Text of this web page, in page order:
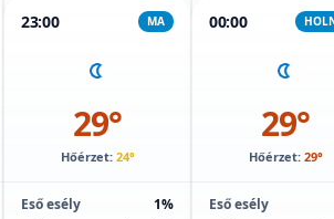
23:00 MA
29°
Hőérzet: 24°
Eső esély
1%
00:00
29°
Hőérzet: 29°
Eső esély